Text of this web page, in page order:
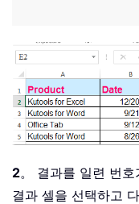
2。 결과를 일련 번
결과 셀을 선택하고